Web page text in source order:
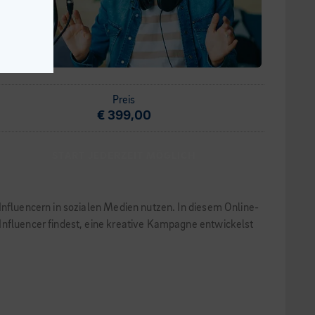
Preis
€ 399,00
in sozialen Medien nutzen. In diesem Online-
findest, eine kreative Kampagne entwickelst